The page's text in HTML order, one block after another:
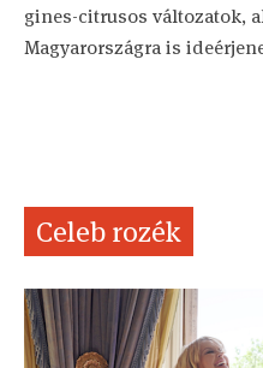
gines-citrusos változatok,
Magyarországra is
Celeb rozék